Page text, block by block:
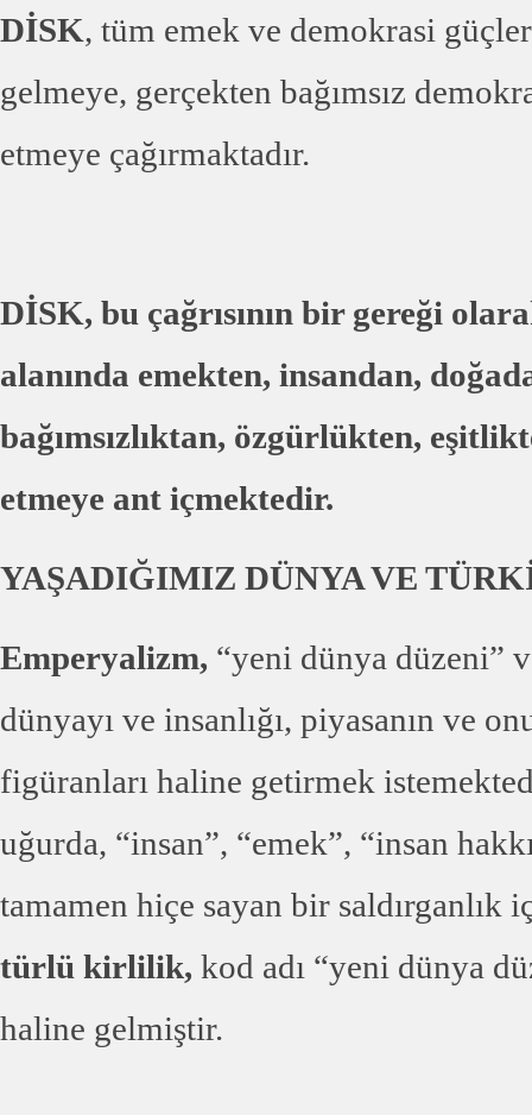
DİSK, tüm emek ve demokrasi
gelmeye, gerçekten bağımsız
etmeye çağırmaktadır.
DİSK, bu çağrısının bir gereği
alanında emekten, insandan,
bağımsızlıktan, özgürlükten,
etmeye ant içmektedir.
YAŞADIĞIMIZ DÜNYA VE
Emperyalizm, “yeni dünya düzeni”
dünyayı ve insanlığı, piyasanın ve
figüranları haline getirmek
uğurda, “insan”, “emek”, “insan
tamamen hiçe sayan bir saldırganlık
türlü kirlilik, kod adı “yeni dünya
haline gelmiştir.